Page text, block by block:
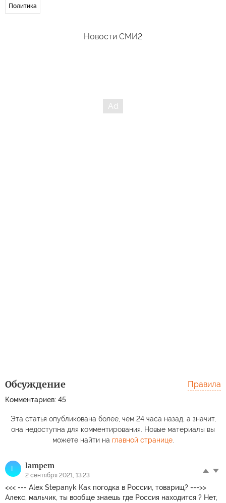
Политика
Новости СМИ2
Обсуждение
Комментариев: 45
Правила
Эта статья опубликована более, чем 24 часа назад, а значит,
она недоступна для комментирования. Новые материалы вы
можете найти на главной странице.
L lampem
2 сентября 2021, 13:23
<<< --- Alex Stepanyk Как погодка в России, товарищ? --->>
Алекс, мальчик, ты вообще знаешь где Россия находится ? Нет,